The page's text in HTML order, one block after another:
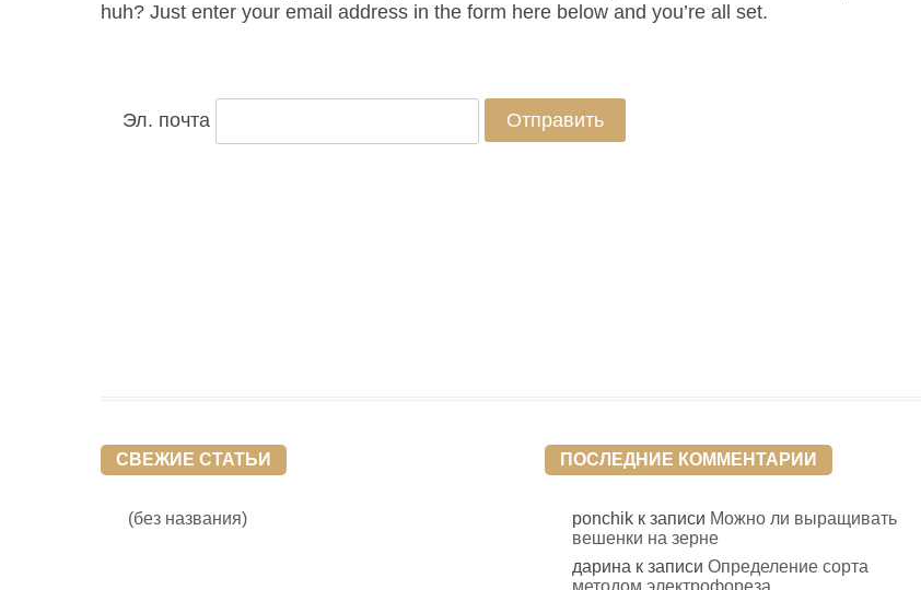
huh? Just enter your email address in the form here below and you’re all set.
Эл. почта
СВЕЖИЕ СТАТЬИ
(без названия)
ПОСЛЕДНИЕ КОММЕНТАРИИ
ponchik к записи Можно ли выращивать
вешенки на зерне
дарина к записи Определение сорта